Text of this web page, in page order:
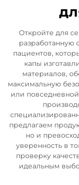
Откройте для
разработанную
пациентов,
капы
материалов,
максимальную
или
предлагаем
но и
уверенность в
проверку
идеальным